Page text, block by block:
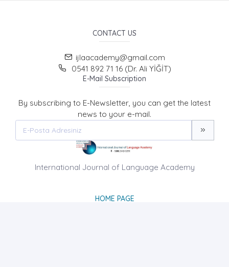
CONTACT US
ijlaacademy@gmail.com
0541 892 71 16 (Dr. Ali YİĞİT)
E-Mail Subscription
By subscribing to E-Newsletter, you can get the latest
news to your e-mail.
International Journal of Language Academy
HOME PAGE